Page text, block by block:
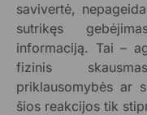
savivertė,
sutrikęs
informaciją. Tai –
fizinis
priklausomybės ar
šios reakcijos tik